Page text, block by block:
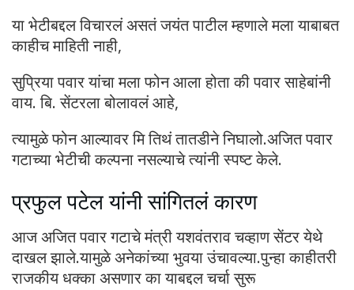
या भेटीबद्दल विचारलं असतं जयंत पाटील म्हणाले मला याबाबत
काहीच माहिती नाही,
सुप्रिया पवार यांचा मला फोन आला होता की पवार साहेबांनी
वाय. बि. सेंटरला बोलावलं आहे,
त्यामुळे फोन आल्यावर मि तिथं तातडीने निघालो.अजित पवार
गटाच्या भेटीची कल्पना नसल्याचे त्यांनी स्पष्ट केले.
प्रफुल पटेल यांनी सांगितलं कारण
आज अजित पवार गटाचे मंत्री यशवंतराव चव्हाण सेंटर येथे
दाखल झाले.यामुळे अनेकांच्या भुवया उंचावल्या.पुन्हा काहीतरी
राजकीय धक्का असणार का याबद्दल चर्चा सुरू